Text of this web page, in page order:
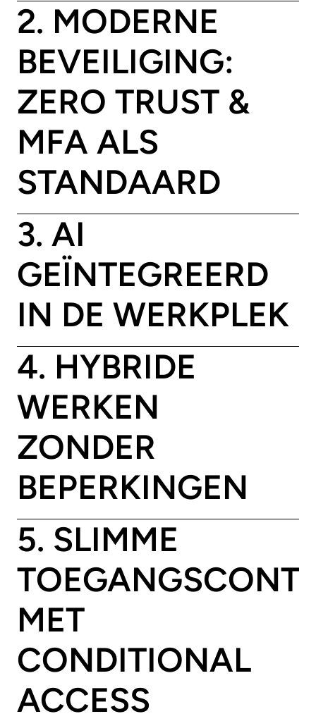
2. MODERNE
BEVEILIGING:
ZERO TRUST &
MFA ALS
STANDAARD
3. AI
GEÏNTEGREERD
IN DE WERKPLEK
4. HYBRIDE
WERKEN
ZONDER
BEPERKINGEN
5. SLIMME
MET
CONDITIONAL
ACCESS